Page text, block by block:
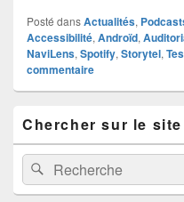
Posté dansActualités,
Accessibilité, Androïd,
NaviLens, Spotify, Storytel,
commentaire
principale
de
widget
pour
la
Chercher sur le site
Recherche :Rechercher